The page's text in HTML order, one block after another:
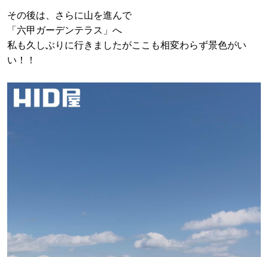
その後は、さらに山を進んで
「六甲ガーデンテラス」へ
私も久しぶりに行きましたがここも相変わらず景色がい
い！！